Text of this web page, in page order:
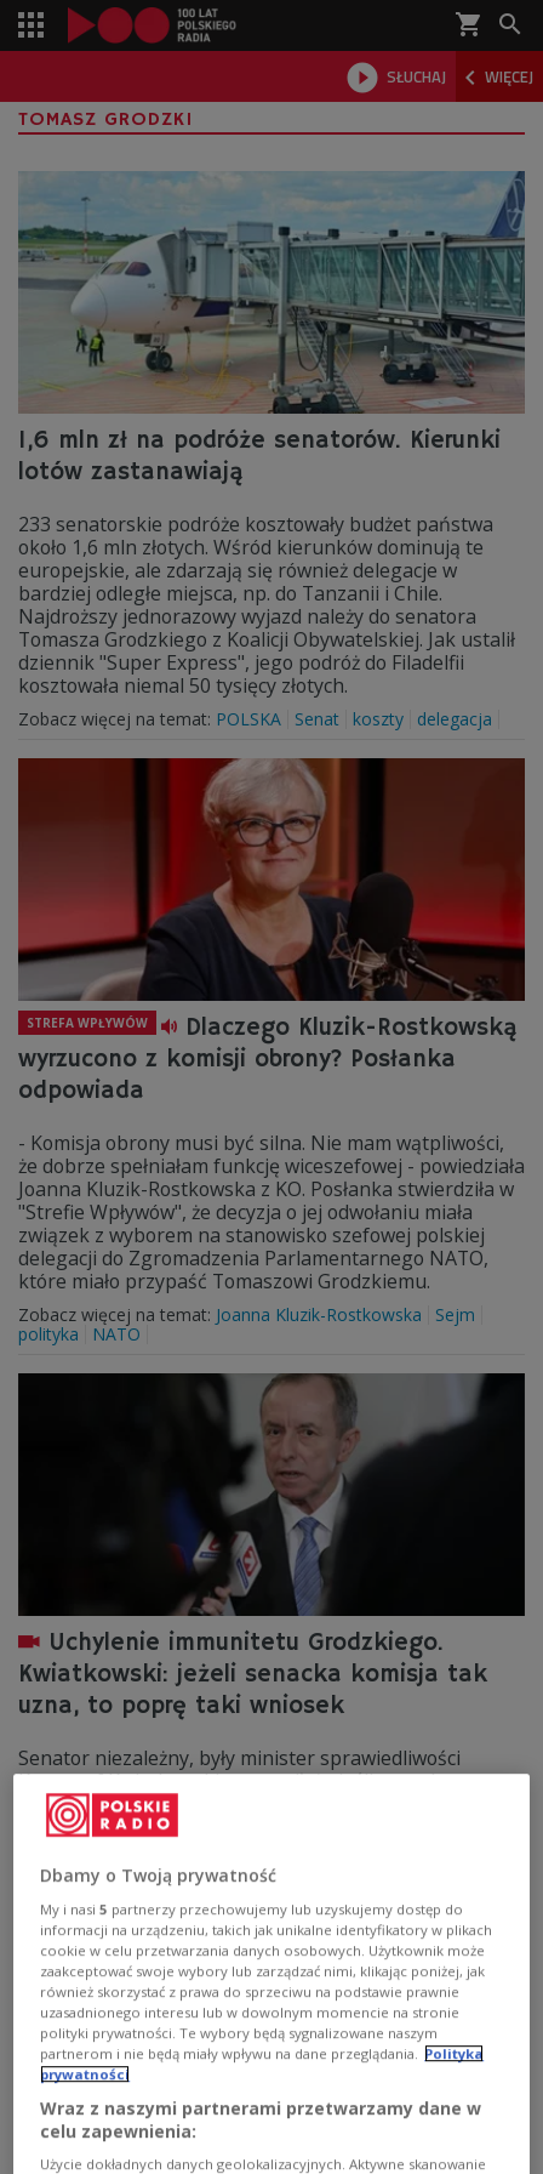
shopping_cart 
 SŁUCHAJ  WIĘCEJ

TOMASZ GRODZKI
1,6 mln zł na podróże senatorów. Kierunki
lotów zastanawiają
233 senatorskie podróże kosztowały budżet państwa
około 1,6 mln złotych. Wśród kierunków dominują te
europejskie, ale zdarzają się również delegacje w
bardziej odległe miejsca, np. do Tanzanii i Chile.
Najdroższy jednorazowy wyjazd należy do senatora
Tomasza Grodzkiego z Koalicji Obywatelskiej. Jak ustalił
dziennik "Super Express", jego podróż do Filadelfii
kosztowała niemal 50 tysięcy złotych.
Zobacz więcej na temat: POLSKA Senat koszty delegacja
STREFA WPŁYWÓW
Dlaczego Kluzik-Rostkowską
wyrzucono z komisji obrony? Posłanka
odpowiada
- Komisja obrony musi być silna. Nie mam wątpliwości,
że dobrze spełniałam funkcję wiceszefowej - powiedziała
Joanna Kluzik-Rostkowska z KO. Posłanka stwierdziła w
"Strefie Wpływów", że decyzja o jej odwołaniu miała
związek z wyborem na stanowisko szefowej polskiej
delegacji do Zgromadzenia Parlamentarnego NATO,
które miało przypaść Tomaszowi Grodzkiemu.
Zobacz więcej na temat: Joanna Kluzik-Rostkowska
Sejm
polityka
NATO
Uchylenie immunitetu Grodzkiego.
Kwiatkowski: jeżeli senacka komisja tak
uzna, to poprę taki wniosek
Senator niezależny, były minister sprawiedliwości
Krzysztof Kwiatkowski zapewnił, że jeśli senacka
komisja regulaminowa zarekomenduje uchylenie
immunitetu senatorowi Tomaszowi Grodzkiemu, to on
Zdunowo.
Zobacz więcej na temat:immunitet korupcja służba zdrowia
Senat POLSKA polityka
Dbamy o Twoją prywatność
My i nasi5 partnerzy przechowujemy lub uzyskujemy dostęp do
informacji na urządzeniu, takich jak unikalne identyfikatory w plikach
cookie w celu przetwarzania danych osobowych. Użytkownik może
zaakceptować swoje wybory lub zarządzać nimi, klikając poniżej, jak
również skorzystać z prawa do sprzeciwu na podstawie prawnie
uzasadnionego interesu lub w dowolnym momencie na stronie
polityki prywatności. Te wybory będą sygnalizowane naszym
partnerom i nie będą miały wpływu na dane przeglądania.
Polityka
prywatności
Wraz z naszymi partnerami przetwarzamy dane w
celu zapewnienia:
Użycie dokładnych danych geolokalizacyjnych. Aktywne skanowanie